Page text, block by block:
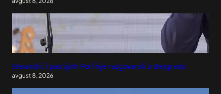
Stevandić i patrijarh Porfirije razgovarali u Beogradu
avgust 8, 2026